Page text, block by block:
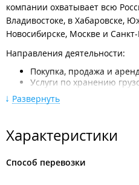
компании охватывает всю
Владивостоке, в Хабаровске,
Новосибирске, Москве и
Направления деятельности:
Покупка, продажа и
Услуги по хранению
Изготовление бытовых
Хранение контейнеров.
Сотрудники компании -
которые подберут
Развернуть
Характеристики
Способ перевозки